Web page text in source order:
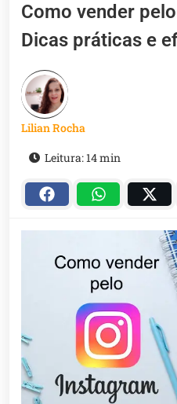
Como vender
Dicas práticas e
Lilian Rocha
Leitura: 14 min